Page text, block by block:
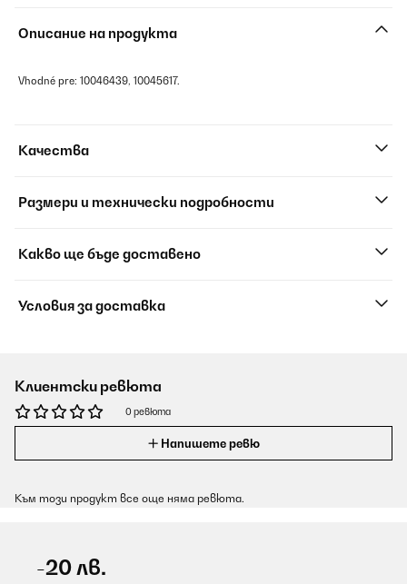
Описание на продукта
Vhodné pre: 10046439, 10045617.
Качества
Размери и технически подробности
Какво ще бъде доставено
Условия за доставка
Клиентски ревюта
0 ревюта
Напишете ревю
Към този продукт все още няма ревюта.
-20 лв.